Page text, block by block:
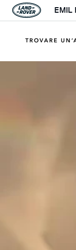
EMIL
TROVARE